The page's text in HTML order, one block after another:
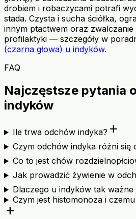
drobiem i robaczycami potrafi
stada. Czysta i sucha ściółka,
innym ptactwem oraz
profilaktyki — szczegóły w
(czarna głowa) u indyków.
FAQ
Najczęstsze pytania
indyków
Ile trwa odchów indyka? add
Czym odchów indyka różni się
Co to jest chów
Jak prowadzić żywienie w
Dlaczego u indyków tak
Czym jest histomonoza i
add